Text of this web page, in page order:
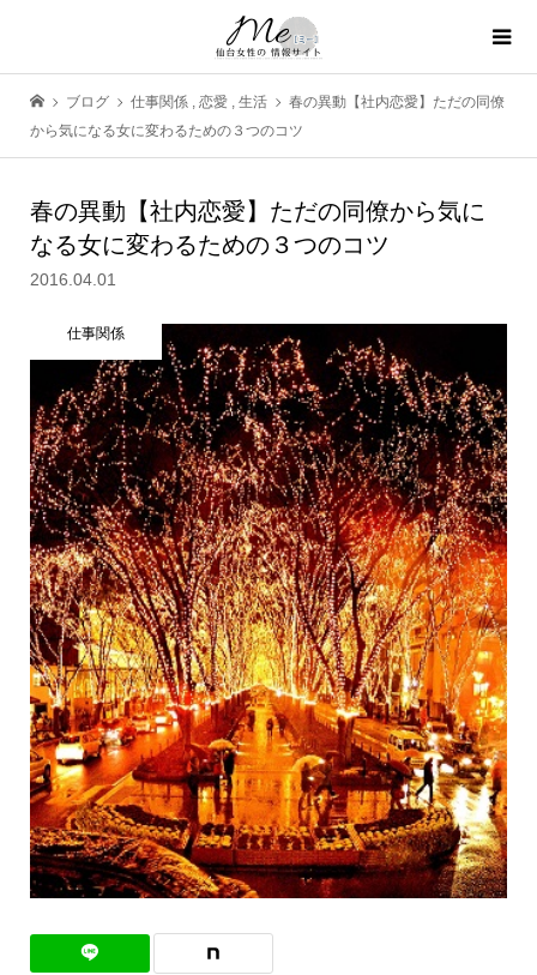
ブログ 仕事関係 , 恋愛 , 生活
春の異動【社内恋愛】ただの同僚
から気になる女に変わるための３つのコツ
春の異動【社内恋愛】ただの同僚から気に
なる女に変わるための３つのコツ
2016.04.01
仕事関係